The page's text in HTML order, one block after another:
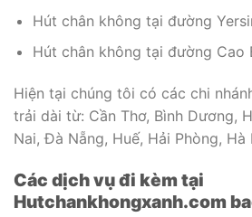
Hút chân không tại đường
Hút chân không tại đường Cao
Hiện tại chúng tôi có các chi
trải dài từ: Cần Thơ, Bình Dương,
Nai, Đà Nẵng, Huế, Hải Phòng, Hà
Các dịch vụ đi kèm tại
Hutchankhongxanh.com